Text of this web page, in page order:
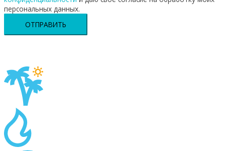
персональных данных.
ОТПРАВИТЬ